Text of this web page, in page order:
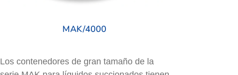
MAK/4000
Los contenedores de gran tamaño de la